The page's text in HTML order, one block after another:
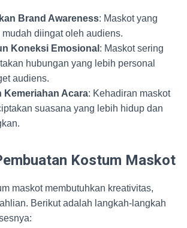
Brand Awareness: Maskot yang
diingat oleh audiens.
Koneksi Emosional : Maskot sering
hubungan yang lebih personal
audiens.
Kemeriahan Acara: Kehadiran maskot
suasana yang lebih hidup dan
Kostum Maskot
maskot membutuhkan kreativitas,
Berikut adalah langkah-langkah